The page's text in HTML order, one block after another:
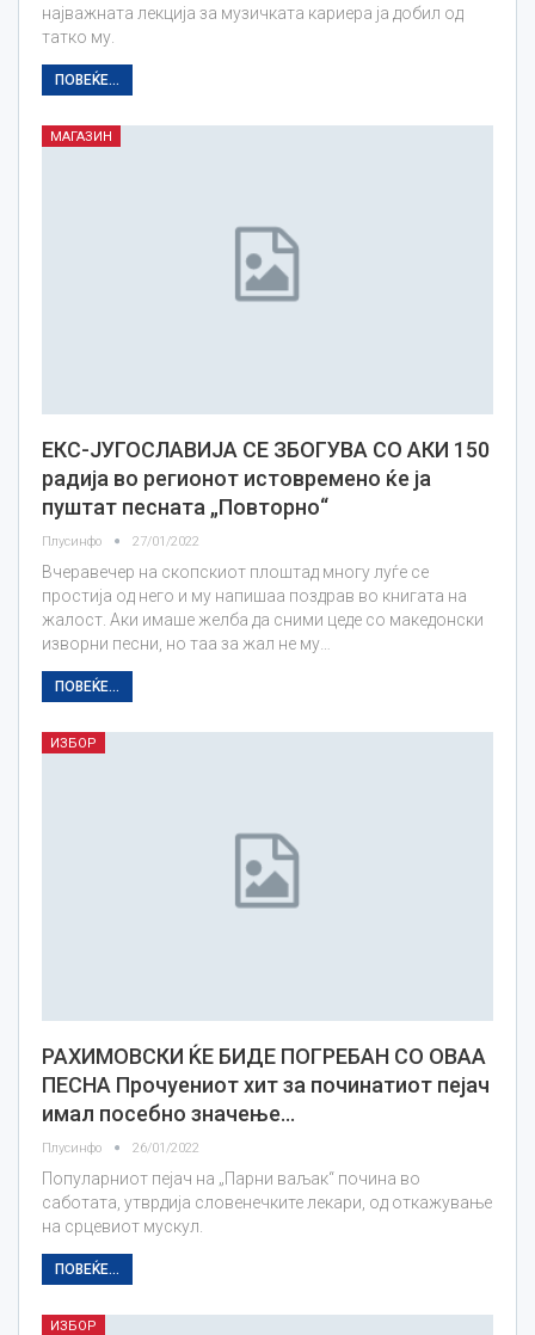
најважната лекција за музичката кариера ја добил од
татко му.
ПОВЕЌЕ...
МАГАЗИН
ЕКС-ЈУГОСЛАВИЈА СЕ ЗБОГУВА СО АКИ 150
радија во регионот истовремено ќе ја
пуштат песната „Повторно“
Плусинфо 27/01/2022
Вчеравечер на скопскиот плоштад многу луѓе се
простија од него и му напишаа поздрав во книгата на
жалост. Аки имаше желба да сними цеде со македонски
изворни песни, но таа за жал не му…
ПОВЕЌЕ...
ИЗБОР
РАХИМОВСКИ ЌЕ БИДЕ ПОГРЕБАН СО ОВАА
ПЕСНА Прочуениот хит за починатиот пејач
имал посебно значење…
Плусинфо 26/01/2022
Популарниот пејач на „Парни ваљак“ почина во
саботата, утврдија словенечките лекари, од откажување
на срцевиот мускул.
ПОВЕЌЕ...
ИЗБОР